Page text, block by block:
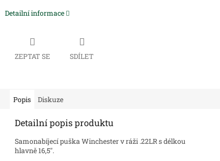
Detailní informace
ZEPTAT SE SDÍLET
Popis Diskuze
Detailní popis produktu
Samonabíjecí puška Winchester v ráži .22LR s délkou
hlavně 16,5".